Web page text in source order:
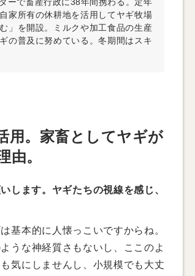
ーで畜産行政に38年間携わる。定年
家所有の休耕地を活用してヤギ牧場
」を開設。ミルクや加工食品の生産
の普及に努めている。冬期間はスキ
用。家畜としてヤギが
由。
ます。ヤギたちの視線を感じ、
基本的に人懐っこいですからね。
うな神経質さもないし、ここのよ
気にしませんし、小規模でも大丈